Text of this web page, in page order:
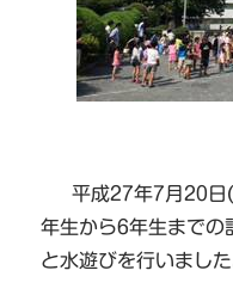
平成27年7月20日(
年生から6年生までの
と水遊びを行いました